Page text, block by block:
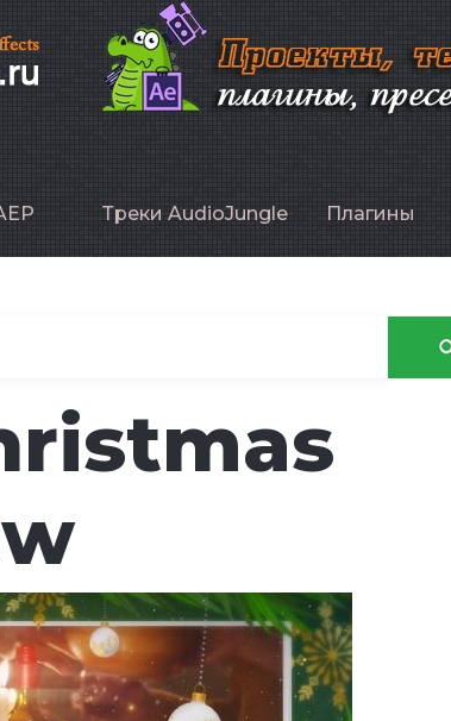
Треки AudioJungle Плагины